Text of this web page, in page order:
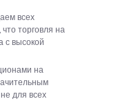
всех
торговля на
с высокой
на
для всех